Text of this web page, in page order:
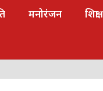
मनोरंजन शिक्षा